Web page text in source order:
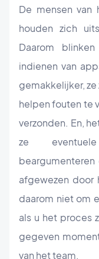
De mensen van
houden zich
Daarom
indienen van
gemakkelijker, ze
helpen fouten te
verzonden. En,
ze
afgewezen door
daarom niet om
als u het proces
gegeven
van het team.